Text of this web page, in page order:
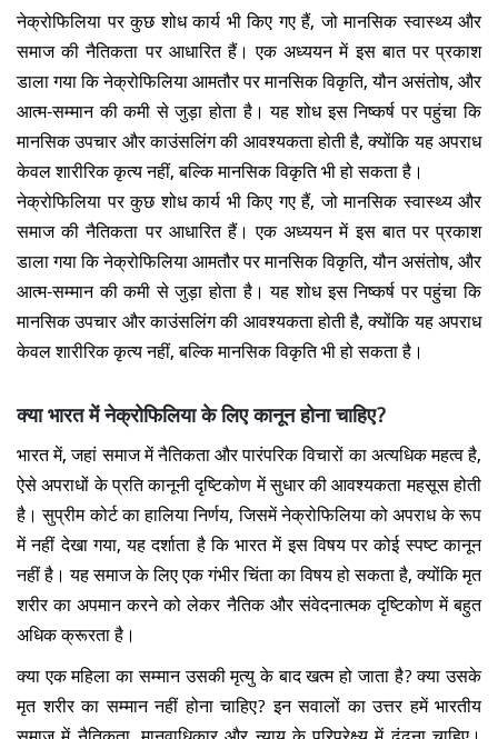
नेक्रोफिलिया पर कुछ शोध कार्य भी किए गए हैं, जो मानसिक स्वास्थ्य और
समाज की नैतिकता पर आधारित हैं। एक अध्ययन में इस बात पर प्रकाश
डाला गया कि नेक्रोफिलिया आमतौर पर मानसिक विकृति, यौन असंतोष, और
आत्म-सम्मान की कमी से जुड़ा होता है। यह शोध इस निष्कर्ष पर पहुंचा कि
मानसिक उपचार और काउंसलिंग की आवश्यकता होती है, क्योंकि यह अपराध
केवल शारीरिक कृत्य नहीं, बल्कि मानसिक विकृति भी हो सकता है।
नेक्रोफिलिया पर कुछ शोध कार्य भी किए गए हैं, जो मानसिक स्वास्थ्य और
समाज की नैतिकता पर आधारित हैं। एक अध्ययन में इस बात पर प्रकाश
डाला गया कि नेक्रोफिलिया आमतौर पर मानसिक विकृति, यौन असंतोष, और
आत्म-सम्मान की कमी से जुड़ा होता है। यह शोध इस निष्कर्ष पर पहुंचा कि
मानसिक उपचार और काउंसलिंग की आवश्यकता होती है, क्योंकि यह अपराध
केवल शारीरिक कृत्य नहीं, बल्कि मानसिक विकृति भी हो सकता है।
क्या भारत में नेक्रोफिलिया के लिए कानून होना चाहिए?
भारत में, जहां समाज में नैतिकता और पारंपरिक विचारों का अत्यधिक महत्व है,
ऐसे अपराधों के प्रति कानूनी दृष्टिकोण में सुधार की आवश्यकता महसूस होती
है। सुप्रीम कोर्ट का हालिया निर्णय, जिसमें नेक्रोफिलिया को अपराध के रूप
में नहीं देखा गया, यह दर्शाता है कि भारत में इस विषय पर कोई स्पष्ट कानून
नहीं है। यह समाज के लिए एक गंभीर चिंता का विषय हो सकता है, क्योंकि मृत
शरीर का अपमान करने को लेकर नैतिक और संवेदनात्मक दृष्टिकोण में बहुत
अधिक क्रूरता है।
क्या एक महिला का सम्मान उसकी मृत्यु के बाद खत्म हो जाता है? क्या उसके
मृत शरीर का सम्मान नहीं होना चाहिए? इन सवालों का उत्तर हमें भारतीय